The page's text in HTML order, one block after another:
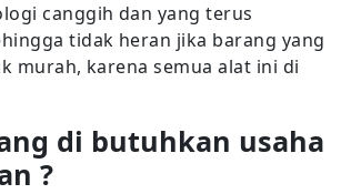
canggih dan yang terus
tidak heran jika barang yang
murah, karena semua alat ini di
di butuhkan usaha
?